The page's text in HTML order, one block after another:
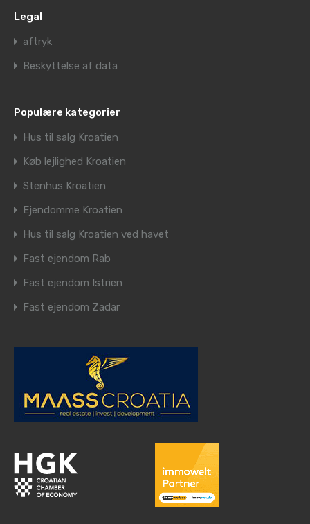
Legal
aftryk
Beskyttelse af data
Populære kategorier
Hus til salg Kroatien
Køb lejlighed Kroatien
Stenhus Kroatien
Ejendomme Kroatien
Hus til salg Kroatien ved havet
Fast ejendom Rab
Fast ejendom Istrien
Fast ejendom Zadar